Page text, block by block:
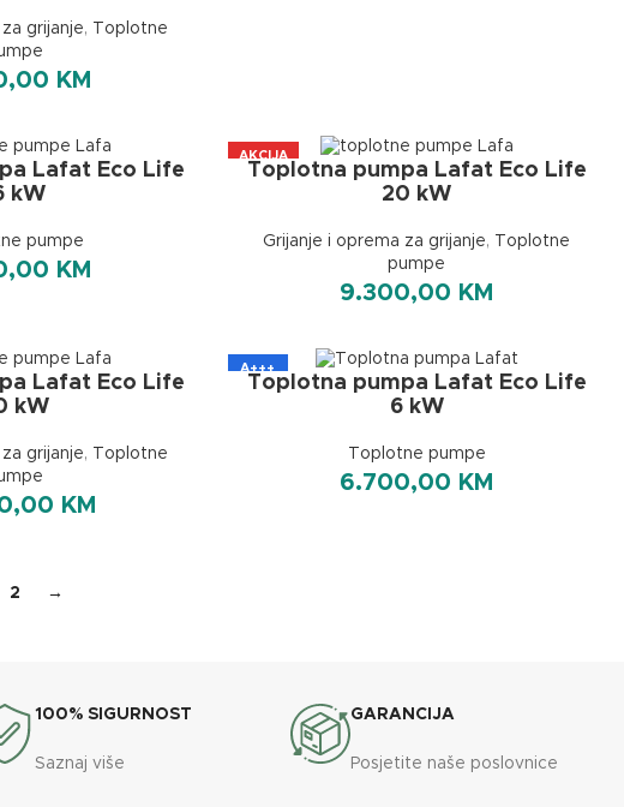
grijanje, Toplotne
KM
Lafat Eco Life
kW
pumpe
KM
AKCIJA
Toplotna pumpa Lafat Eco Life
20 kW
Grijanje i oprema za grijanje, Toplotne
pumpe
9.300,00 KM
Lafat Eco Life
kW
grijanje, Toplotne
KM
A+++
Toplotna pumpa Lafat Eco Life
6 kW
Toplotne pumpe
6.700,00 KM
2 →
100% SIGURNOST
Saznaj više
GARANCIJA
Posjetite naše poslovnice